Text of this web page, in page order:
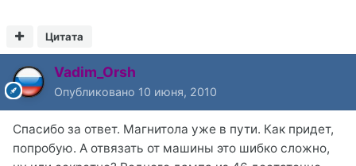
Цитата
Vadim_Orsh
Опубликовано 10 июня, 2010
Спасибо за ответ. Магнитола уже в пути. Как придет,
попробую. А отвязать от машины это шибко сложно,